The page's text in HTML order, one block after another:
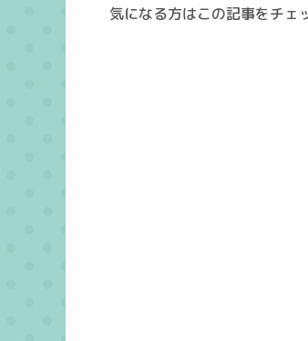
気になる方はこの記事をチェ